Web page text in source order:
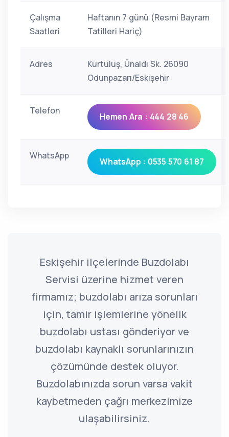
Çalışma
Saatleri
Haftanın 7 günü (Resmi Bayram
Tatilleri Hariç)
Adres
Kurtuluş, Ünaldı Sk. 26090
Odunpazarı/Eskişehir
Telefon
Hemen Ara : 444 28 46
WhatsApp
WhatsApp : 0535 570 61 87
Eskişehir ilçelerinde Buzdolabı
Servisi üzerine hizmet veren
firmamız; buzdolabı arıza sorunları
için, tamir işlemlerine yönelik
buzdolabı ustası gönderiyor ve
buzdolabı kaynaklı sorunlarınızın
çözümünde destek oluyor.
Buzdolabınızda sorun varsa vakit
kaybetmeden çağrı merkezimize
ulaşabilirsiniz.